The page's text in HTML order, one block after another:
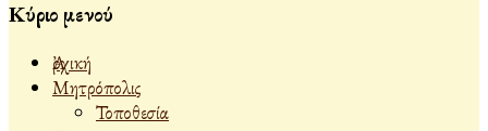
Κύριο μενού
Ἀρχική
Μητρόπολις
Τοποθεσία